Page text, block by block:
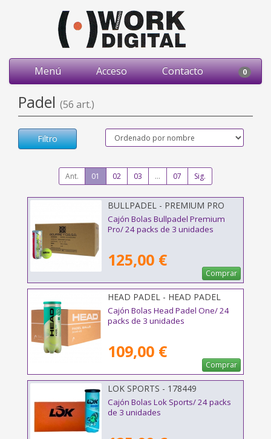
Menú Acceso Contacto 0
Padel (56 art.)
Filtro
Ant. 01 02 03 ... 07 Sig.
BULLPADEL - PREMIUM PRO
72U
Cajón Bolas Bullpadel Premium
Pro/ 24 packs de 3 unidades
125,00 €
Comprar
HEAD PADEL - HEAD PADEL
ONE 72U
Cajón Bolas Head Padel One/ 24
packs de 3 unidades
109,00 €
Comprar
LOK SPORTS - 178449
Cajón Bolas Lok Sports/ 24 packs
de 3 unidades